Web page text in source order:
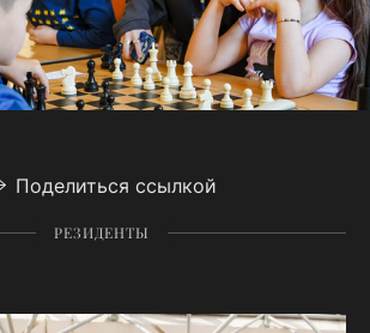
Поделиться ссылкой
РЕЗИДЕНТЫ